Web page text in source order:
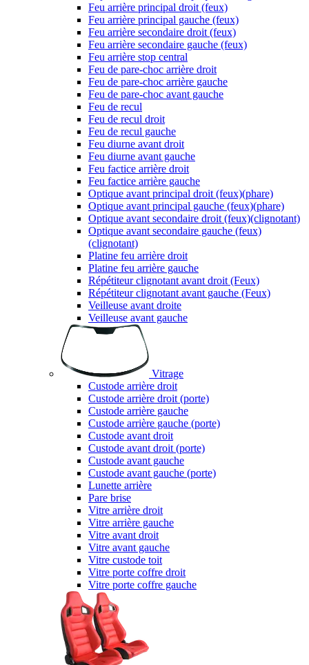
Feu arrière principal droit (feux)
Feu arrière principal gauche (feux)
Feu arrière secondaire droit (feux)
Feu arrière secondaire gauche (feux)
Feu arrière stop central
Feu de pare-choc arrière droit
Feu de pare-choc arrière gauche
Feu de pare-choc avant gauche
Feu de recul
Feu de recul droit
Feu de recul gauche
Feu diurne avant droit
Feu diurne avant gauche
Feu factice arrière droit
Feu factice arrière gauche
Optique avant principal droit (feux)(phare)
Optique avant principal gauche (feux)(phare)
Optique avant secondaire droit (feux)(clignotant)
Optique avant secondaire gauche (feux)
(clignotant)
Platine feu arrière droit
Platine feu arrière gauche
Répétiteur clignotant avant droit (Feux)
Répétiteur clignotant avant gauche (Feux)
Veilleuse avant droite
Veilleuse avant gauche
Vitrage
Custode arrière droit
Custode arrière droit (porte)
Custode arrière gauche
Custode arrière gauche (porte)
Custode avant droit
Custode avant droit (porte)
Custode avant gauche
Custode avant gauche (porte)
Lunette arrière
Pare brise
Vitre arrière droit
Vitre arrière gauche
Vitre avant droit
Vitre avant gauche
Vitre custode toit
Vitre porte coffre droit
Vitre porte coffre gauche